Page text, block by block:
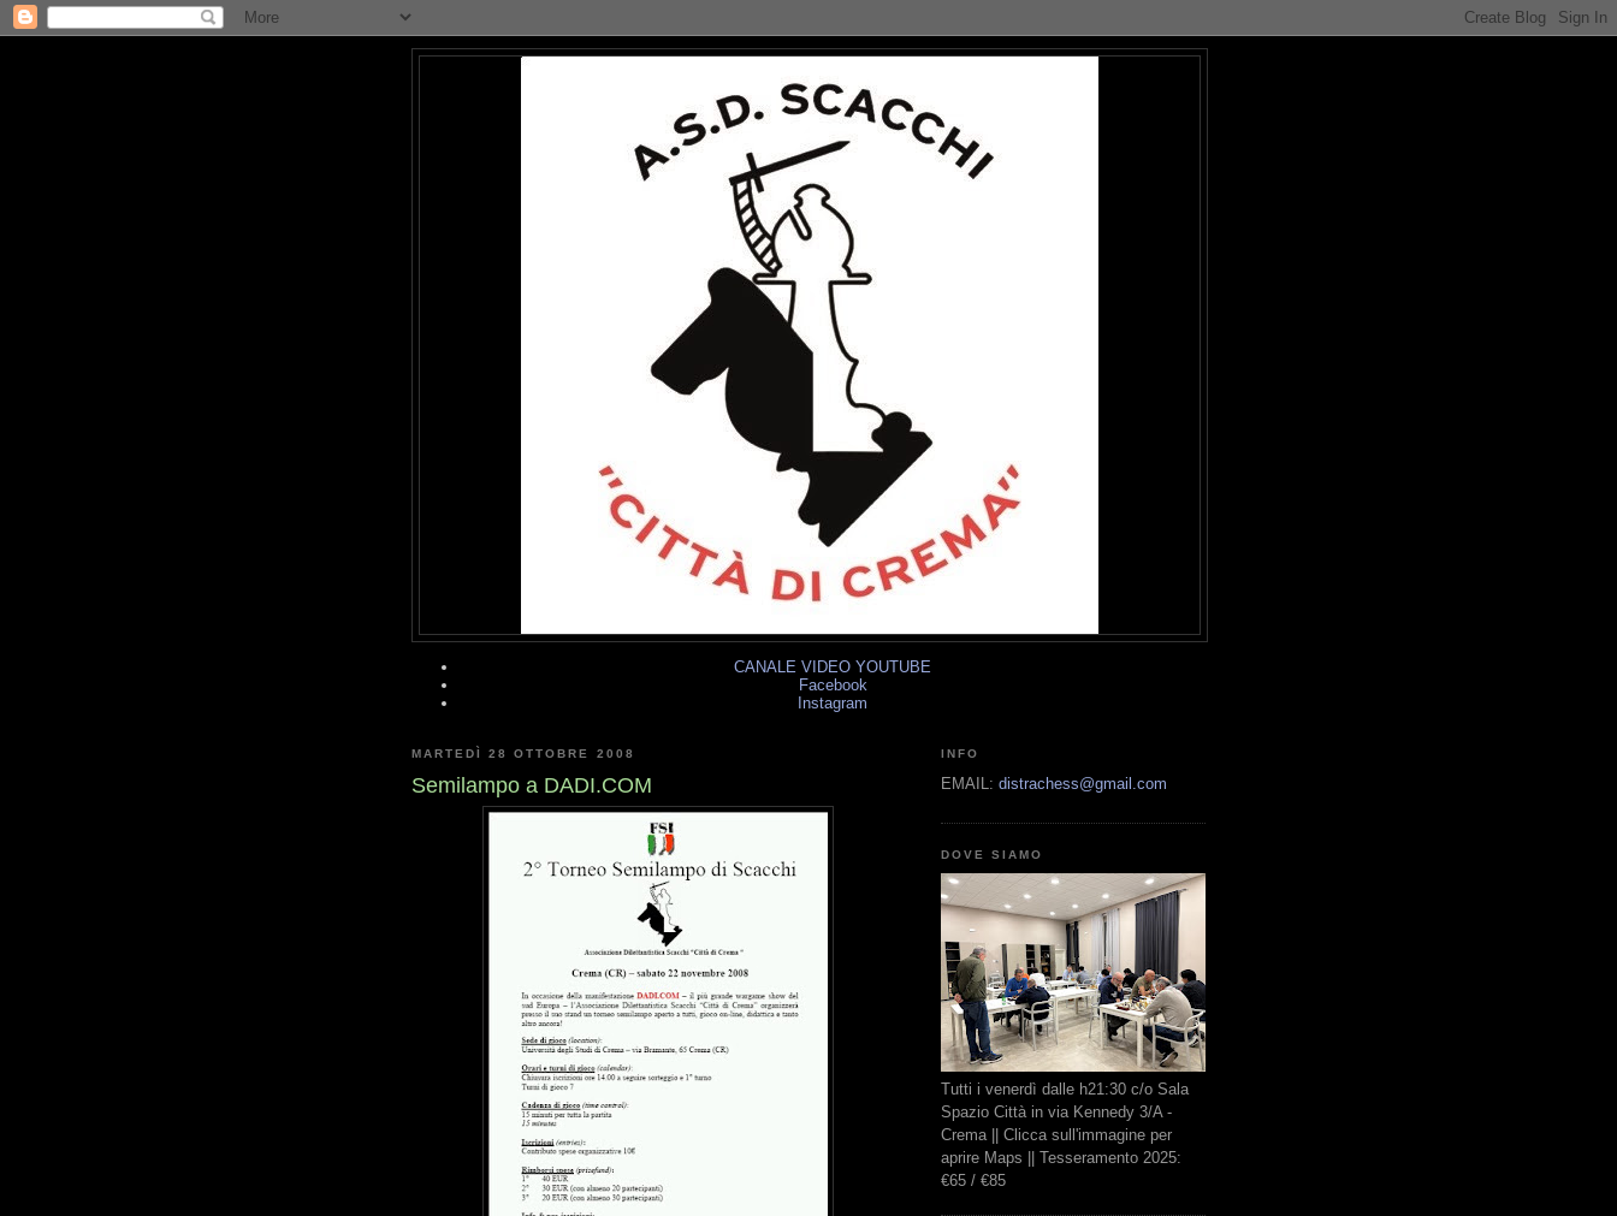
CANALE VIDEO YOUTUBE
Facebook
Instagram
MARTEDÌ 28 OTTOBRE 2008
Semilampo a DADI.COM
INFO
EMAIL: distrachess@gmail.com
DOVE SIAMO
Tutti i venerdì dalle h21:30 c/o Sala
Spazio Città in via Kennedy 3/A -
Crema || Clicca sull'immagine per
aprire Maps || Tesseramento 2025:
€65 / €85